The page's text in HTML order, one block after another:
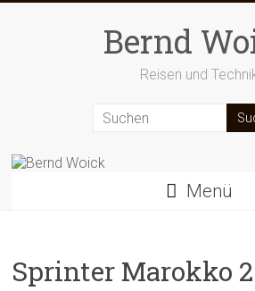
Bernd
Reisen und
Menü
Sprinter Marokko